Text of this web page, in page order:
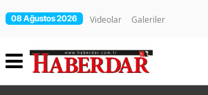
08 Ağustos 2026 Videolar Galeriler